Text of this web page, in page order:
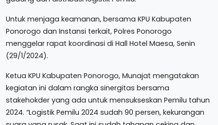
Untuk menjaga keamanan, bersama KPU Kabupaten
Ponorogo dan Instansi terkait, Polres Ponorogo
menggelar rapat koordinasi di Hall Hotel Maesa, Senin
(29/1/2024).
Ketua KPU Kabupaten Ponorogo, Munajat mengatakan
kegiatan ini dalam rangka sinergitas bersama
stakehokder yang ada untuk mensukseskan Pemilu tahun
2024. “Logistik Pemilu 2024 sudah 90 persen, kekurangan